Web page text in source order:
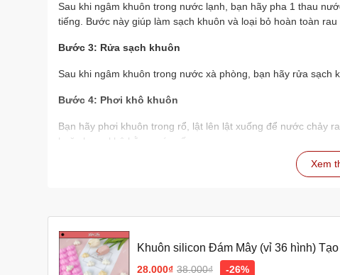
Sau khi ngâm khuôn trong nước lạnh, bạn hãy pha 1 thau
tiếng. Bước này giúp làm sạch khuôn và loại bỏ hoàn toàn rau
Bước 3: Rửa sạch khuôn
Sau khi ngâm khuôn trong nước xà phòng, bạn hãy rửa sạch
Bước 4: Phơi khô khuôn
Bạn hãy phơi khuôn trong rổ, lật lên lật xuống để nước chảy
hoặc hong khô bằng máy sấy.
nhiên, nếu chỉ ngâm nước lạnh mà không ngâm nước
Bạn có thể phơi khuôn dưới ánh nắng mặt trời hoặc
dưới ánh nắng mặt trời, bạn nên lưu ý che đậy khuôn
Xem
Khuôn silicon Đám Mây (vỉ 36 hình)
28.000₫ 38.000₫
-26%